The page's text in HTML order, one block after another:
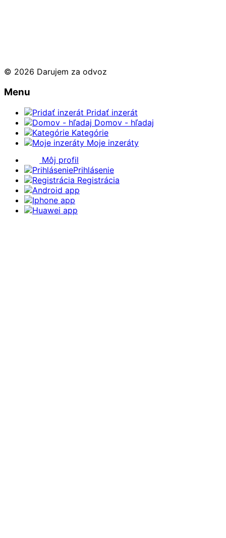
© 2026 Darujem za odvoz
Menu
Pridať inzerát
Domov - hľadaj
Kategórie
Moje inzeráty
Môj profil
Prihlásenie
Registrácia